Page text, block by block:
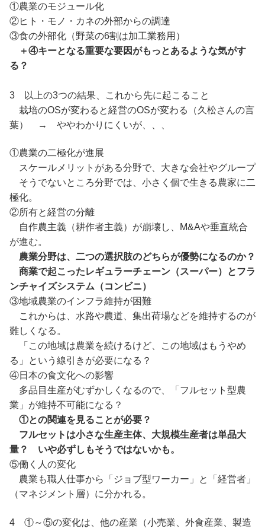
①農業のモジュール化
②ヒト・モノ・カネの外部からの調達
③食の外部化（野菜の6割は加工業務用）
＋④キーとなる重要な要因がもっとあるような気がす
る？
3 以上の3つの結果、これから先に起こること
栽培のOSが変わると経営のOSが変わる（久松さんの言
葉） → ややわかりにくいが、、、
①農業の二極化が進展
スケールメリットがある分野で、大きな会社やグループ
そうでないところ分野では、小さく個で生きる農家に二
極化。
②所有と経営の分離
自作農主義（耕作者主義）が崩壊し、M&Aや垂直統合
が進む。
農業分野は、二つの選択肢のどちらが優勢になるのか？
商業で起こったレギュラーチェーン（スーパー）とフラ
ンチャイズシステム（コンビニ）
③地域農業のインフラ維持が困難
これからは、水路や農道、集出荷場などを維持するのが
難しくなる。
「この地域は農業を続けるけど、この地域はもうやめ
る」という線引きが必要になる？
④日本の食文化への影響
多品目生産がむずかしくなるので、「フルセット型農
業」が維持不可能になる？
①との関連を見ることが必要？
フルセットは小さな生産主体、大規模生産者は単品大
量？ いや必ずしもそうではないかも。
⑤働く人の変化
農業も職人仕事から「ジョブ型ワーカー」と「経営者」
（マネジメント層）に分かれる。
4 ①～⑤の変化は、他の産業（小売業、外食産業、製造